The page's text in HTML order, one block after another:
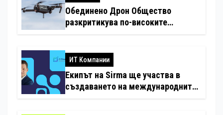
Обединено Дрон Общество
разкритикува по-високите
ИТ Компании
Екипът на Sirma ще участва в
създаването на международните